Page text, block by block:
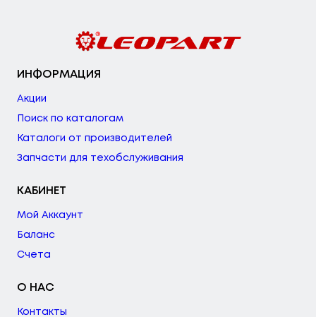
ИНФОРМАЦИЯ
Акции
Поиск по каталогам
Каталоги от производителей
Запчасти для техобслуживания
КАБИНЕТ
Мой Аккаунт
Баланс
Счета
О НАС
Контакты